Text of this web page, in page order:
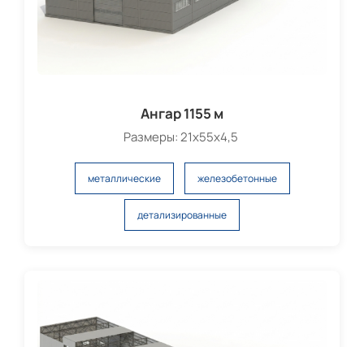
Ангар 1155 м
Размеры: 21х55х4,5
металлические железобетонные
детализированные